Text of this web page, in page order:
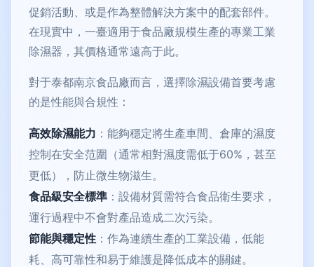
促銷活動、或是作為整體解決方案中的配套部件。
在現實中，一臺適用于食品廠規模生產的專業工業
除濕器，其價格通常遠高于此。
對于泰都南京食品廠而言，選擇除濕設備首要考慮
的是性能與合規性：
高效除濕能力 ：能夠穩定將生產車間、倉庫的濕度
控制在安全范圍（通常相對濕度需低于60%，甚至
更低），防止微生物滋生。
食品級安全標準 ：設備材質需符合食品衛生要求，
運行過程中不會對產品造成二次污染。
節能與穩定性 ：作為連續生產的工業設備，低能
耗、高可靠性和易于維護是降低成本的關鍵。